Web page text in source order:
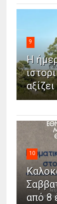
9
Η
10
από 8